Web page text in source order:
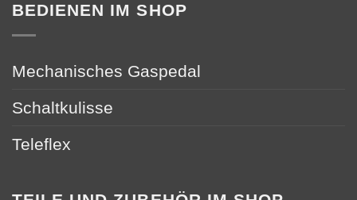
BEDIENEN IM SHOP
Mechanisches Gaspedal
Schaltkulisse
Teleflex